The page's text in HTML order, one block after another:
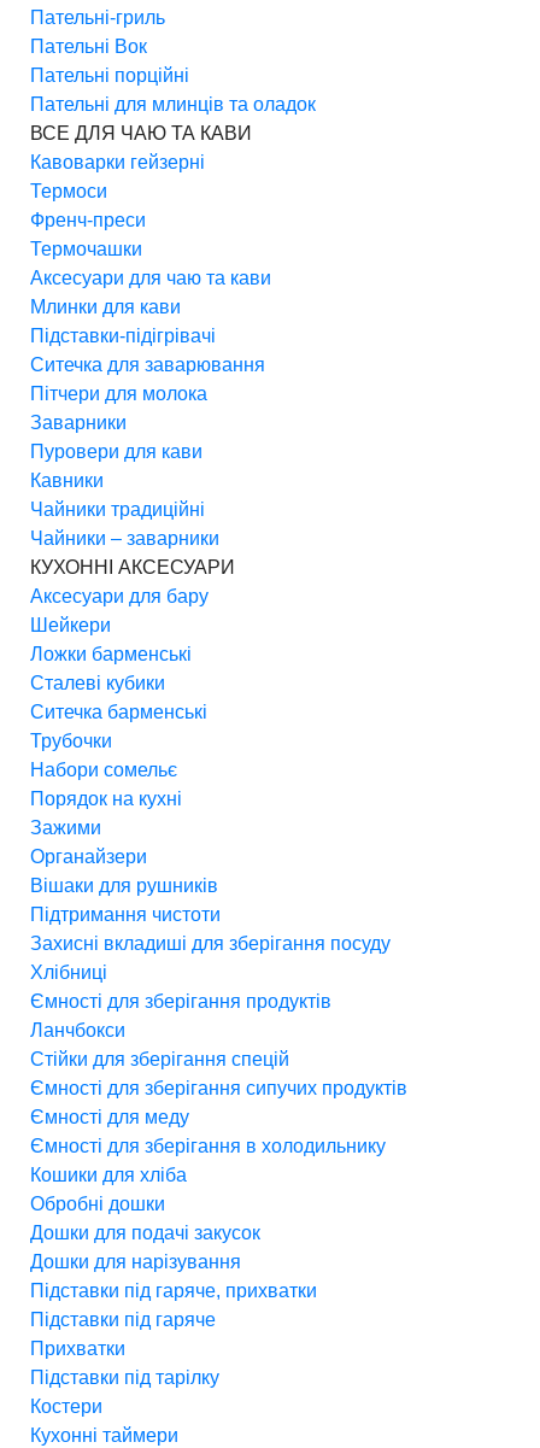
Пательні-гриль
Пательні Вок
Пательні порційні
Пательні для млинців та оладок
ВСЕ ДЛЯ ЧАЮ ТА КАВИ
Кавоварки гейзерні
Термоси
Френч-преси
Термочашки
Аксесуари для чаю та кави
Млинки для кави
Підставки-підігрівачі
Ситечка для заварювання
Пітчери для молока
Заварники
Пуровери для кави
Кавники
Чайники традиційні
Чайники – заварники
КУХОННІ АКСЕСУАРИ
Аксесуари для бару
Шейкери
Ложки барменські
Сталеві кубики
Ситечка барменські
Трубочки
Набори сомельє
Порядок на кухні
Зажими
Органайзери
Вішаки для рушників
Підтримання чистоти
Захисні вкладиші для зберігання посуду
Хлібниці
Ємності для зберігання продуктів
Ланчбокси
Стійки для зберігання спецій
Ємності для зберігання сипучих продуктів
Ємності для меду
Ємності для зберігання в холодильнику
Кошики для хліба
Обробні дошки
Дошки для подачі закусок
Дошки для нарізування
Підставки під гаряче, прихватки
Підставки під гаряче
Прихватки
Підставки під тарілку
Костери
Кухонні таймери